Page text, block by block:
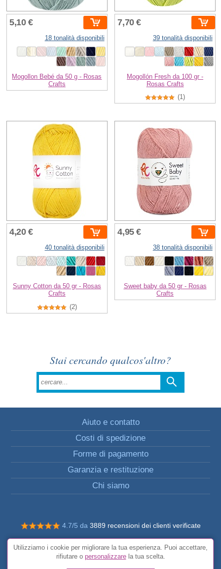
5,10 €
18 tonalità disponibili
Mogollon Bebé da 50 g - Rosas
Crafts
7,70 €
39 tonalità disponibili
Mogollón Fresh da 100 gr -
Rosas Crafts
(1)
4,20 €
40 tonalità disponibili
Sunny Cotton da 50 gr - Rosas
Crafts
(2)
4,95 €
38 tonalità disponibili
Sweet baby da 50 gr - Rosas
Crafts
Stai cercando qualcos'altro?
Aiuto e contatto
Costi di spedizione
Forme di pagamento
Garanzia e restituzione
Chi siamo
4.7/5 da 3889 recensioni dei clienti verificate
© Tutti i diritti riservati FunToCome
Condizioni generali
Utilizziamo i cookie per migliorare la tua esperienza. Puoi accettare,
rifiutare o personalizzarela tua scelta.